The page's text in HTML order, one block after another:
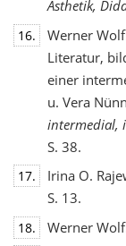
Ästhetik,
16.
Werner
Literatur,
einer
u. Vera
intermedial,
S. 38.
17. Irina O.
S. 13.
18. Werner